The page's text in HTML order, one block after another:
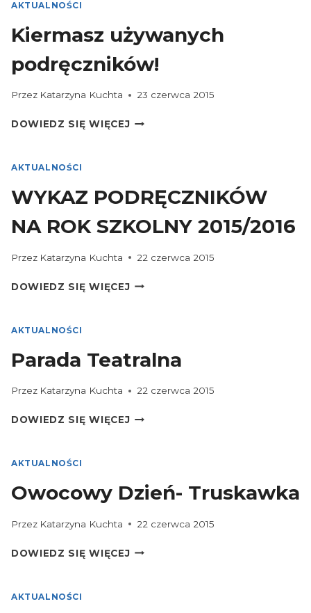
AKTUALNOŚCI
Kiermasz używanych
podręczników!
Przez Katarzyna Kuchta 23 czerwca 2015
DOWIEDZ SIĘ WIĘCEJKIERMASZ
AKTUALNOŚCI
WYKAZ PODRĘCZNIKÓW
NA ROK SZKOLNY 2015/2016
Przez Katarzyna Kuchta 22 czerwca 2015
DOWIEDZ SIĘ WIĘCEJWYKAZ
2015/2016
AKTUALNOŚCI
Parada Teatralna
Przez Katarzyna Kuchta 22 czerwca 2015
DOWIEDZ SIĘ WIĘCEJPARADA
AKTUALNOŚCI
Owocowy Dzień- Truskawka
Przez Katarzyna Kuchta 22 czerwca 2015
DOWIEDZ SIĘ WIĘCEJOWOCOWY
AKTUALNOŚCI